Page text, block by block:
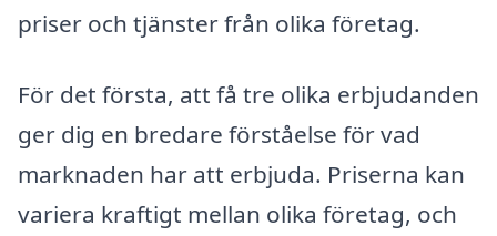
priser och tjänster från olika företag.
För det första, att få tre olika erbjudanden
ger dig en bredare förståelse för vad
marknaden har att erbjuda. Priserna kan
variera kraftigt mellan olika företag, och